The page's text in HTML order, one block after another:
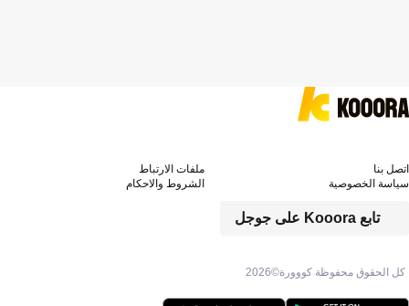
كل الحقوق محفوظة كووورة©2026
تابع Kooora على جوجل
اتصل بنا
ملفات الارتباط
سياسة الخصوصية
الشروط والاحكام